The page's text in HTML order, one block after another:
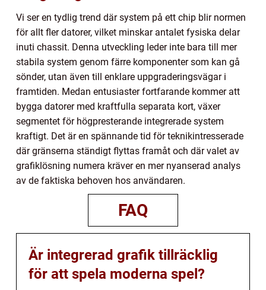
Vi ser en tydlig trend där system på ett chip blir normen
för allt fler datorer, vilket minskar antalet fysiska delar
inuti chassit. Denna utveckling leder inte bara till mer
stabila system genom färre komponenter som kan gå
sönder, utan även till enklare uppgraderingsvägar i
framtiden. Medan entusiaster fortfarande kommer att
bygga datorer med kraftfulla separata kort, växer
segmentet för högpresterande integrerade system
kraftigt. Det är en spännande tid för teknikintresserade
där gränserna ständigt flyttas framåt och där valet av
grafiklösning numera kräver en mer nyanserad analys
av de faktiska behoven hos användaren.
FAQ
Är integrerad grafik tillräcklig
för att spela moderna spel?